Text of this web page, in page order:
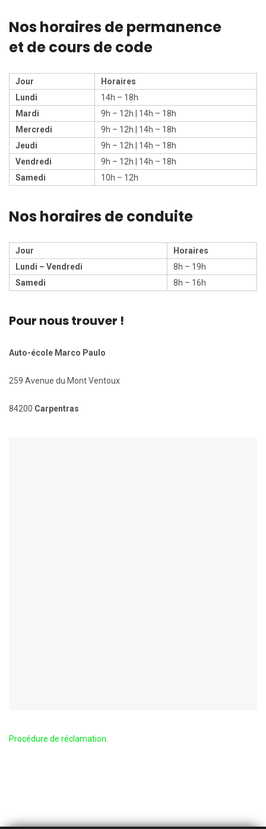
Nos horaires de permanence
et de cours de code
Jour
Horaires
Lundi
14h – 18h
Mardi
9h – 12h | 14h – 18h
Mercredi
9h – 12h | 14h – 18h
Jeudi
9h – 12h | 14h – 18h
Vendredi
9h – 12h | 14h – 18h
Samedi
10h – 12h
Nos horaires de conduite
Jour
Horaires
Lundi – Vendredi
8h – 19h
Samedi
8h – 16h
Pour nous trouver !
Auto-école Marco Paulo
259 Avenue du Mont Ventoux
84200 Carpentras
Procédure de réclamation.